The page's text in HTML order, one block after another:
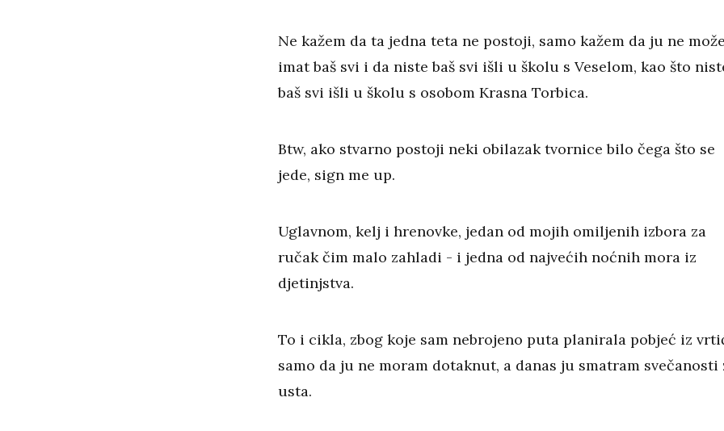
Ne kažem da ta jedna teta ne postoji, samo kažem da ju ne
imat baš svi i da niste baš svi išli u školu s Veselom, kao što
baš svi išli u školu s osobom Krasna Torbica.
Btw, ako stvarno postoji neki obilazak tvornice bilo čega što se
jede, sign me up.
Uglavnom, kelj i hrenovke, jedan od mojih omiljenih izbora za
ručak čim malo zahladi - i jedna od najvećih noćnih mora iz
djetinjstva.
To i cikla, zbog koje sam nebrojeno puta planirala pobjeć iz
samo da ju ne moram dotaknut, a danas ju smatram svečanosti
usta.